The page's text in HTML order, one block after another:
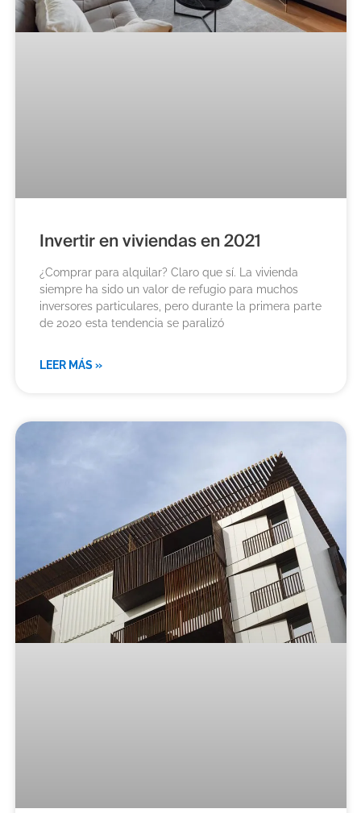
Invertir en viviendas en 2021
¿Comprar para alquilar? Claro que sí. La vivienda
siempre ha sido un valor de refugio para muchos
inversores particulares, pero durante la primera parte
de 2020 esta tendencia se paralizó
LEER MÁS »